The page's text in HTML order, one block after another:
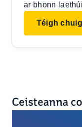
ar bhonn
Téigh
Ceisteanna